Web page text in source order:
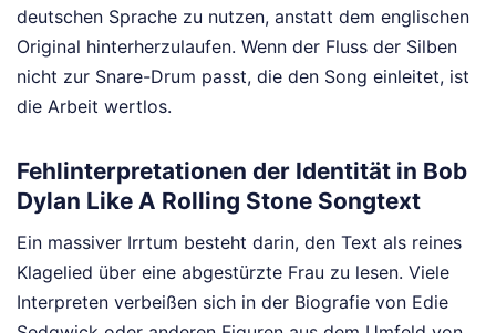
deutschen Sprache zu nutzen, anstatt dem englischen
Original hinterherzulaufen. Wenn der Fluss der Silben
nicht zur Snare-Drum passt, die den Song einleitet, ist
die Arbeit wertlos.
Fehlinterpretationen der Identität in Bob
Dylan Like A Rolling Stone Songtext
Ein massiver Irrtum besteht darin, den Text als reines
Klagelied über eine abgestürzte Frau zu lesen. Viele
Interpreten verbeißen sich in der Biografie von Edie